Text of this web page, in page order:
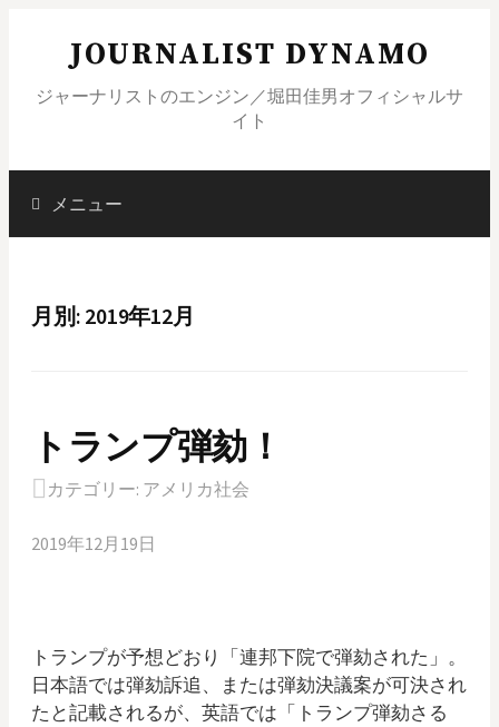
ッ
JOURNALIST DYNAMO
ジャーナリストのエンジン／堀田佳男オフィシャルサ
イト
メニュー
月別: 2019年12月
トランプ弾劾！
カテゴリー: アメリカ社会
2019年12月19日
トランプが予想どおり「連邦下院で弾劾された」。
日本語では弾劾訴追、または弾劾決議案が可決され
たと記載されるが、英語では「トランプ弾劾さる